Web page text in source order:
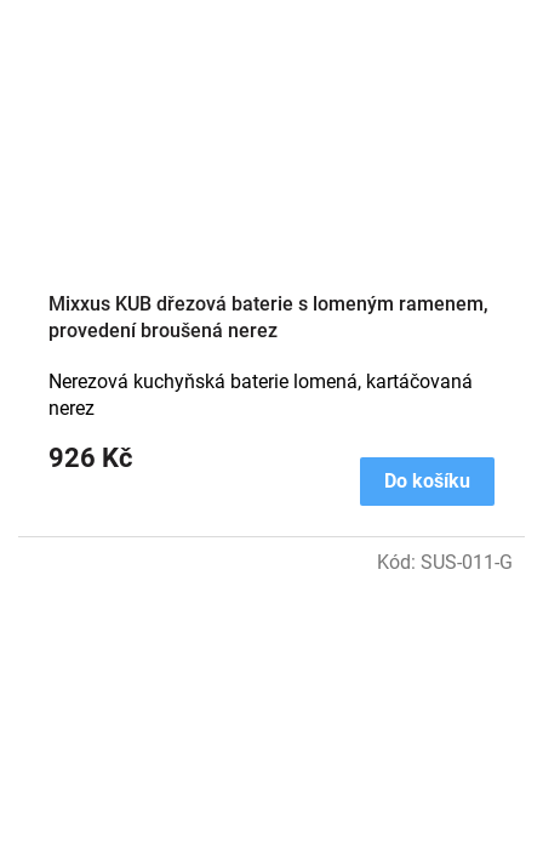
Mixxus KUB dřezová baterie s lomeným ramenem,
provedení broušená nerez
926 Kč
Do košíku
Nerezová kuchyňská baterie lomená, kartáčovaná
nerez
Kód: SUS-011-G